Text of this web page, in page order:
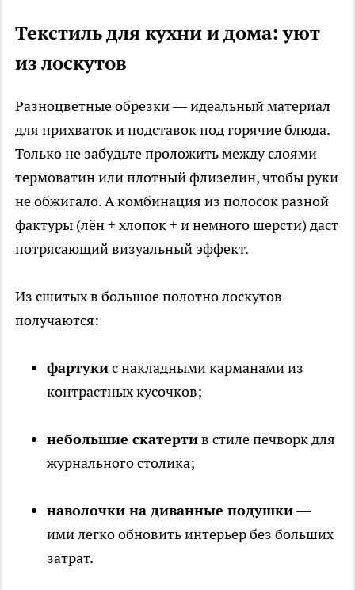
Текстиль для кухни и дома: уют
из лоскутов
Разноцветные обрезки — идеальный материал
для прихваток и подставок под горячие блюда.
Только не забудьте проложить между слоями
термоватин или плотный флизелин, чтобы руки
не обжигало. А комбинация из полосок разной
фактуры (лён + хлопок + и немного шерсти) даст
потрясающий визуальный эффект.
Из сшитых в большое полотно лоскутов
получаются:
фартукис накладными карманами из
контрастных кусочков;
небольшие скатертив стиле печворк для
журнального столика;
наволочки на диванные подушки—
ими легко обновить интерьер без больших
затрат.